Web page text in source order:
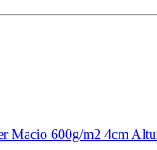
Macio 600g/m2 4cm